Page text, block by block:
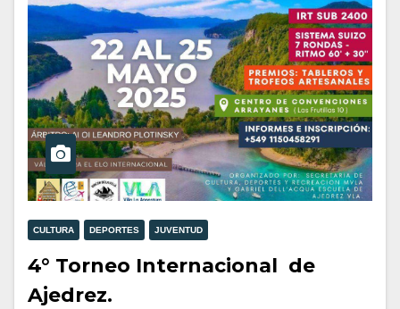
CULTURA DEPORTES JUVENTUD
4° Torneo Internacional de
Ajedrez.